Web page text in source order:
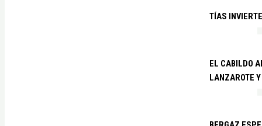
TÍAS
EL CABILDO
LANZAROTE